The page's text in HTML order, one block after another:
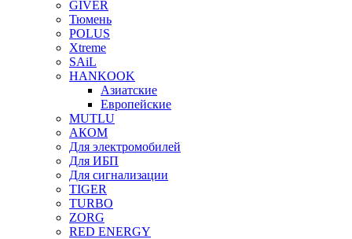
GIVER
Тюмень
POLUS
Xtreme
SAiL
HANKOOK
Азиатские
Европейские
MUTLU
АКОМ
Для электромобилей
Для ИБП
Для сигнализации
TIGER
TURBO
ZORG
RED ENERGY